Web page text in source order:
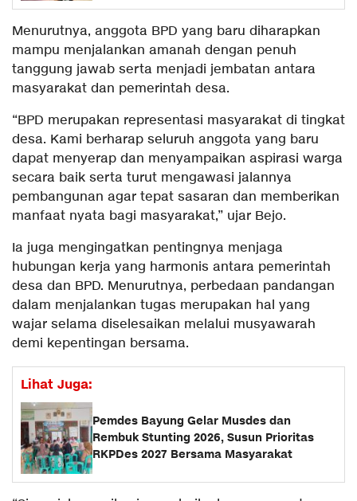
Menurutnya, anggota BPD yang baru diharapkan
mampu menjalankan amanah dengan penuh
tanggung jawab serta menjadi jembatan antara
masyarakat dan pemerintah desa.
“BPD merupakan representasi masyarakat di tingkat
desa. Kami berharap seluruh anggota yang baru
dapat menyerap dan menyampaikan aspirasi warga
secara baik serta turut mengawasi jalannya
pembangunan agar tepat sasaran dan memberikan
manfaat nyata bagi masyarakat,” ujar Bejo.
Ia juga mengingatkan pentingnya menjaga
hubungan kerja yang harmonis antara pemerintah
desa dan BPD. Menurutnya, perbedaan pandangan
dalam menjalankan tugas merupakan hal yang
wajar selama diselesaikan melalui musyawarah
demi kepentingan bersama.
Lihat Juga:
Pemdes Bayung Gelar Musdes dan
Rembuk Stunting 2026, Susun Prioritas
RKPDes 2027 Bersama Masyarakat